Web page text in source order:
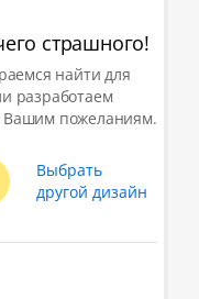
страшного!
найти для
разработаем
Вашим пожеланиям.
Выбрать
другой дизайн